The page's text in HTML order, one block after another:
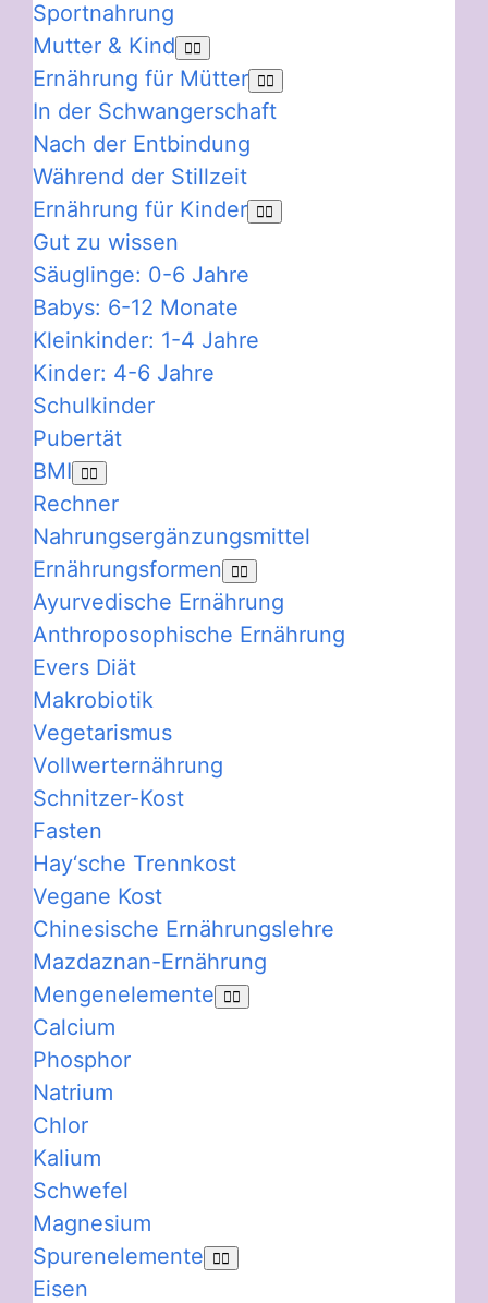
Sportnahrung
Mutter & Kind
Ernährung für Mütter
In der Schwangerschaft
Nach der Entbindung
Während der Stillzeit
Ernährung für Kinder
Gut zu wissen
Säuglinge: 0-6 Jahre
Babys: 6-12 Monate
Kleinkinder: 1-4 Jahre
Kinder: 4-6 Jahre
Schulkinder
Pubertät
BMI
Rechner
Nahrungsergänzungsmittel
Ernährungsformen
Ayurvedische Ernährung
Anthroposophische Ernährung
Evers Diät
Makrobiotik
Vegetarismus
Vollwerternährung
Schnitzer-Kost
Fasten
Hay‘sche Trennkost
Vegane Kost
Chinesische Ernährungslehre
Mazdaznan-Ernährung
Mengenelemente
Calcium
Phosphor
Natrium
Chlor
Kalium
Schwefel
Magnesium
Spurenelemente
Eisen